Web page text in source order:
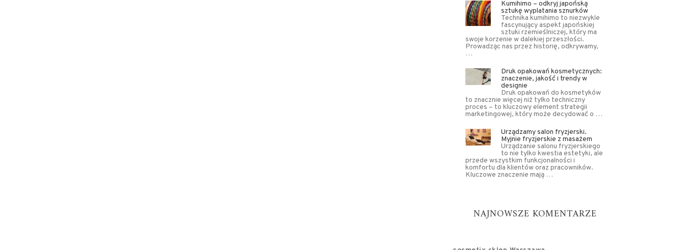
Kumihimo – odkryj japońską
sztukę wyplatania sznurków
Technika kumihimo to niezwykle
fascynujący aspekt japońskiej
sztuki rzemieślniczej, który ma
swoje korzenie w dalekiej przeszłości.
Prowadząc nas przez historię, odkrywamy,
…
Druk opakowań kosmetycznych:
znaczenie, jakość i trendy w
designie
Druk opakowań do kosmetyków
to znacznie więcej niż tylko techniczny
proces – to kluczowy element strategii
marketingowej, który może decydować o …
Urządzamy salon fryzjerski.
Myjnie fryzjerskie z masażem
Urządzanie salonu fryzjerskiego
to nie tylko kwestia estetyki, ale
przede wszystkim funkcjonalności i
komfortu dla klientów oraz pracowników.
Kluczowe znaczenie mają …
NAJNOWSZE KOMENTARZE